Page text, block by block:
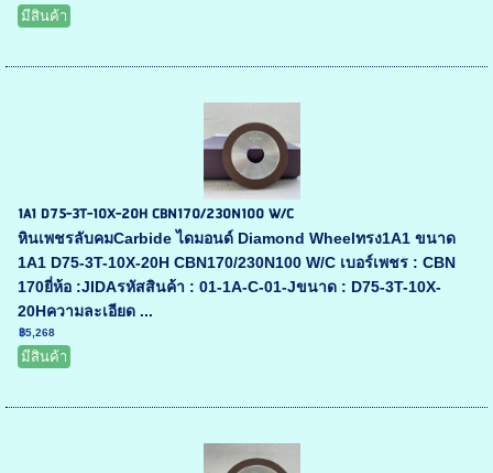
มีสินค้า
1A1 D75-3T-10X-20H CBN170/230N100 W/C
หินเพชรลับคมCarbide ไดมอนด์ Diamond Wheelทรง1A1 ขนาด
1A1 D75-3T-10X-20H CBN170/230N100 W/C เบอร์เพชร : CBN
170ยี่ห้อ :JIDAรหัสสินค้า : 01-1A-C-01-Jขนาด : D75-3T-10X-
20Hความละเอียด ...
฿5,268
มีสินค้า